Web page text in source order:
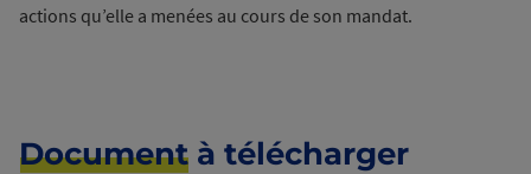
Document à télécharger
actions qu’elle a menées au cours de son mandat.